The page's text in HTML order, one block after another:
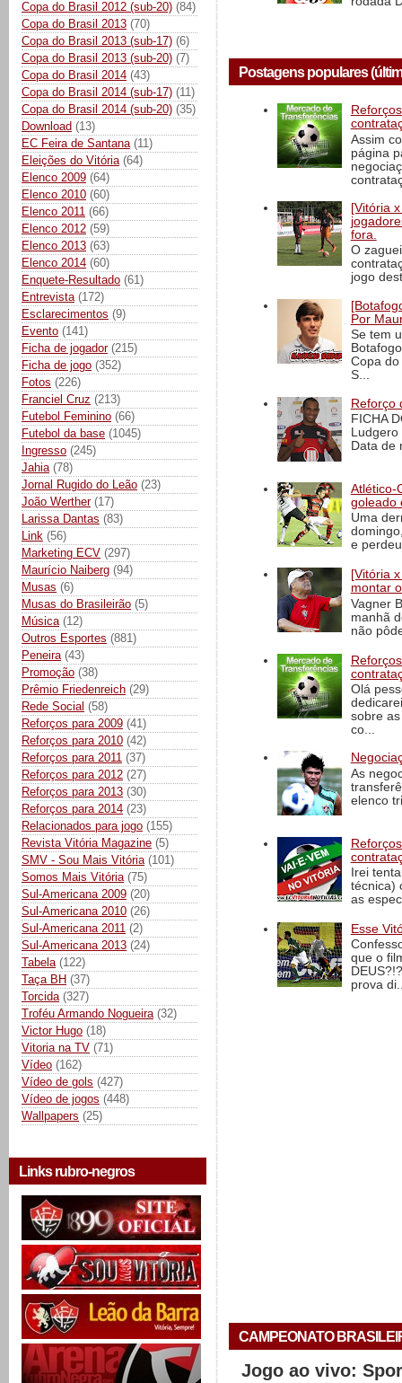
Copa do Brasil 2012 (sub-20) (84)
Copa do Brasil 2013 (70)
Copa do Brasil 2013 (sub-17) (6)
Copa do Brasil 2013 (sub-20) (7)
Copa do Brasil 2014 (43)
Copa do Brasil 2014 (sub-17) (11)
Copa do Brasil 2014 (sub-20) (35)
Download (13)
EC Feira de Santana (11)
Eleições do Vitória (64)
Elenco 2009 (64)
Elenco 2010 (60)
Elenco 2011 (66)
Elenco 2012 (59)
Elenco 2013 (63)
Elenco 2014 (60)
Enquete-Resultado (61)
Entrevista (172)
Esclarecimentos (9)
Evento (141)
Ficha de jogador (215)
Ficha de jogo (352)
Fotos (226)
Franciel Cruz (213)
Futebol Feminino (66)
Futebol da base (1045)
Ingresso (245)
Jahia (78)
Jornal Rugido do Leão (23)
João Werther (17)
Larissa Dantas (83)
Link (56)
Marketing ECV (297)
Maurício Naiberg (94)
Musas (6)
Musas do Brasileirão (5)
Música (12)
Outros Esportes (881)
Peneira (43)
Promoção (38)
Prêmio Friedenreich (29)
Rede Social (58)
Reforços para 2009 (41)
Reforços para 2010 (42)
Reforços para 2011 (37)
Reforços para 2012 (27)
Reforços para 2013 (30)
Reforços para 2014 (23)
Relacionados para jogo (155)
Revista Vitória Magazine (5)
SMV - Sou Mais Vitória (101)
Somos Mais Vitória (75)
Sul-Americana 2009 (20)
Sul-Americana 2010 (26)
Sul-Americana 2011 (2)
Sul-Americana 2013 (24)
Tabela (122)
Taça BH (37)
Torcida (327)
Troféu Armando Nogueira (32)
Victor Hugo (18)
Vitoria na TV (71)
Vídeo (162)
Vídeo de gols (427)
Vídeo de jogos (448)
Wallpapers (25)
Links rubro-negros
Postagens populares
Assim
página
[Vitória
fora.
O
jogo
Por
Se tem
Copa
S...
Reforço
FICHA
Data de
Atlético-
goleado
Uma
e
[Vitória
montar
Vagner
manhã
não
Olá
sobre
co...
As
elenco
Irei
técnica)
as
Esse
que o
prova
CAMPEONATO
Jogo ao vivo: